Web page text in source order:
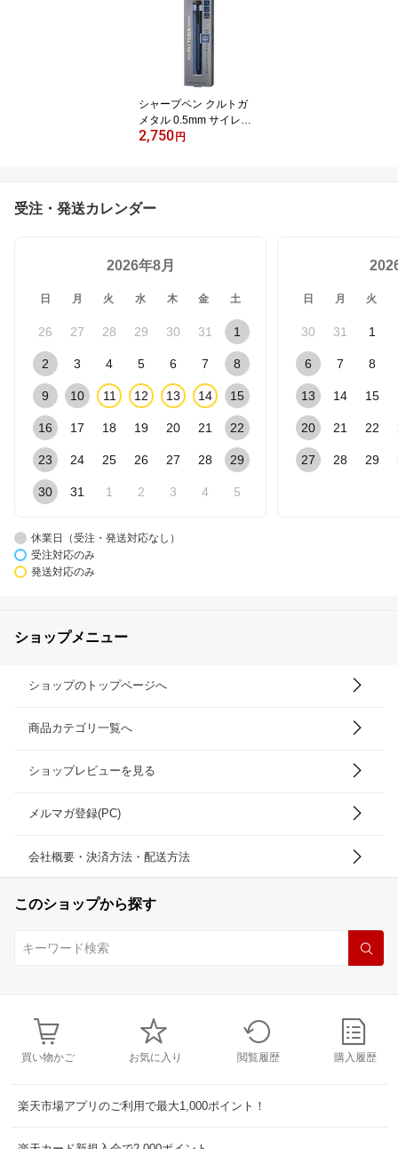
シャープペン クルトガ
メタル 0.5mm サイレン
トブルー M5KH1P.10 三
2,750円
受注・発送カレンダー
2026年8月
日 月 火 水 木 金 土
26 27 28 29 30 31 1
2 3 4 5 6 7 8
9 10 11 12 13 14 15
16 17 18 19 20 21 22
23 24 25 26 27 28 29
30 31 1 2 3 4 5
日 月 火
30 31 1
6 7 8
13 14 15
20 21 22
27 28 29
休業日（受注・発送対応なし）
受注対応のみ
発送対応のみ
ショップメニュー
ショップのトップページへ
商品カテゴリ一覧へ
ショップレビューを見る
メルマガ登録(PC)
会社概要・決済方法・配送方法
このショップから探す
買い物かご お気に入り 閲覧履歴 購入履歴
楽天市場アプリのご利用で最大1,000ポイント！